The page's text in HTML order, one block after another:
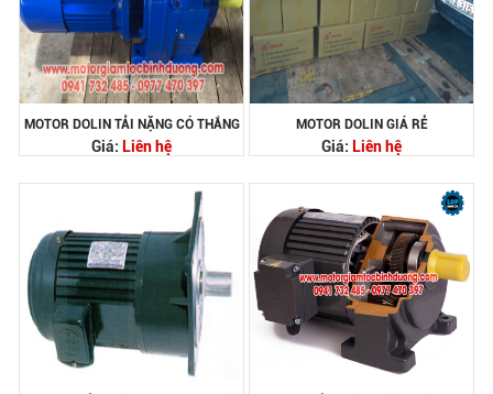
MOTOR DOLIN TẢI NẶNG CÓ THẮNG
Giá: Liên hệ
MOTOR DOLIN GIÁ RẺ
Giá: Liên hệ